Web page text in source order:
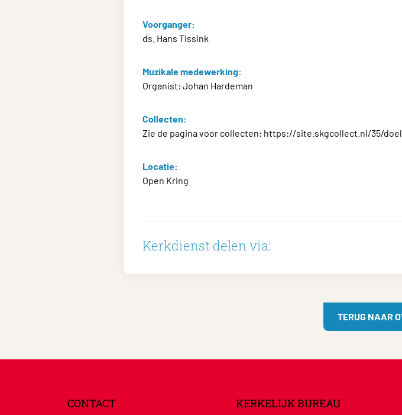
Voorganger:
ds. Hans Tissink
Muzikale medewerking:
Organist: Johan Hardeman
Collecten:
Zie de pagina voor collecten: https://site.skgcollect.nl/35/
Locatie:
Open Kring
Kerkdienst delen via:
TERUG NAAR
CONTACT KERKELIJK BUREAU